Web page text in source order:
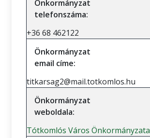
Önkormányzat
telefonszáma:
+36 68 462122
Önkormányzat
email címe:
titkarsag2@mail.totkomlos.hu
Önkormányzat
weboldala:
Tótkomlós Város Önkormányzata